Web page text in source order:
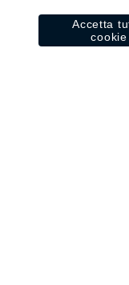
Accetta
cookie